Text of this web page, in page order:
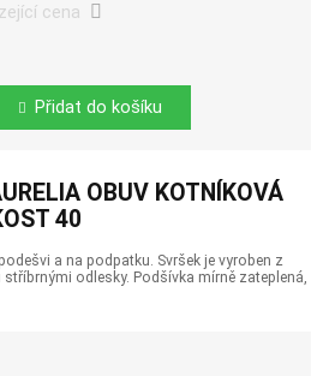
cena
Přidat do košíku
OBUV KOTNÍKOVÁ
40
a na podpatku. Svršek je vyroben z
stříbrnými odlesky. Podšívka mírně zateplená,